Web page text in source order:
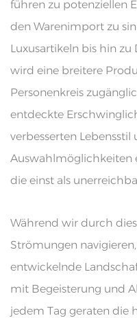
führen zu potenziellen
den Warenimport zu
Luxusartikeln bis hin
wird eine breitere
Personenkreis
entdeckte
verbesserten
Auswahlmöglichkeiten
die einst als
Während wir durch
Strömungen
entwickelnde
mit Begeisterung und
jedem Tag geraten die